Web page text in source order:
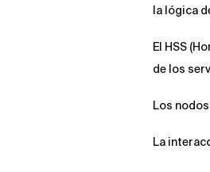
la lógica
El HSS
de los
Los
La